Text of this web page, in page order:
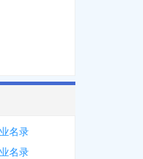
名录
名录